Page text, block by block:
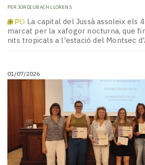
PER JORDI UBACH LLORENS
La capital del Jussà assoleix els
marcat per la xafogor nocturna, que
nits tropicals a l'estació del Montsec
01/07/2026